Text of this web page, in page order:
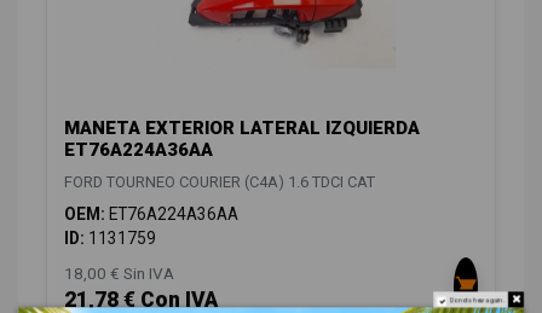
MANETA EXTERIOR LATERAL IZQUIERDA
ET76A224A36AA
FORD TOURNEO COURIER (C4A) 1.6 TDCI CAT
OEM: ET76A224A36AA
ID: 1131759
18,00 € Sin IVA
21,78 € Con IVA Do not show again.